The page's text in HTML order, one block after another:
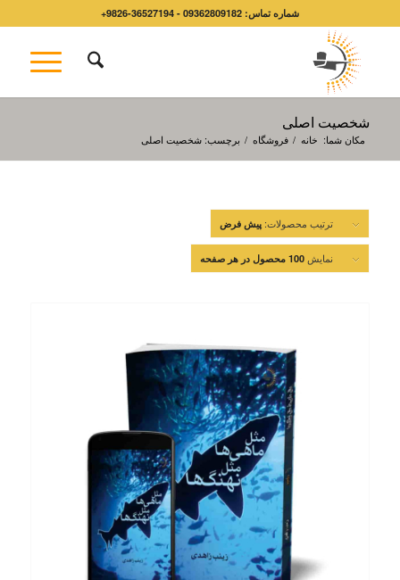
شماره تماس: 09362809182 - 36527194-9826+
شخصیت اصلی
مکان شما: خانه / فروشگاه / برچسب: شخصیت اصلی
ترتیب محصولات: پیش فرض
نمایش 100 محصول در هر صفحه